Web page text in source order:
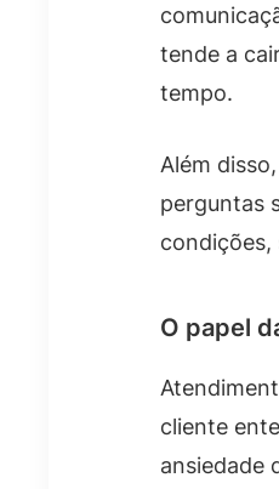
tende a
tempo.
Além
perguntas
condições,
O papel
cliente
ansiedade